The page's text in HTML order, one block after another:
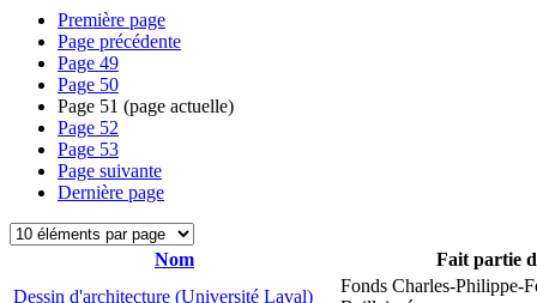
Première page
Page précédente
Page 49
Page 50
Page 51 (page actuelle)
Page 52
Page 53
Page suivante
Dernière page
Nom
Fait partie
Dessin d'architecture (Université Laval)
Fonds Charles-Philippe-